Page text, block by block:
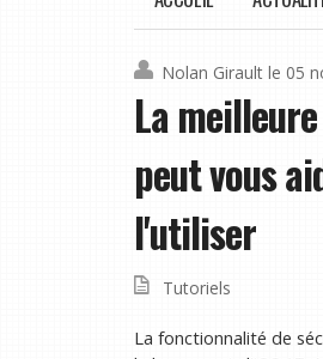
Nolan Girault le 05
La
peut vous
l'utiliser
Tutoriels
La fonctionnalité de